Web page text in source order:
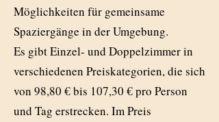
Möglichkeiten für gemeinsame
Spaziergänge in der Umgebung.
Es gibt Einzel- und Doppelzimmer in
verschiedenen Preiskategorien, die sich
von 98,80 € bis 107,30 € pro Person
und Tag erstrecken. Im Preis